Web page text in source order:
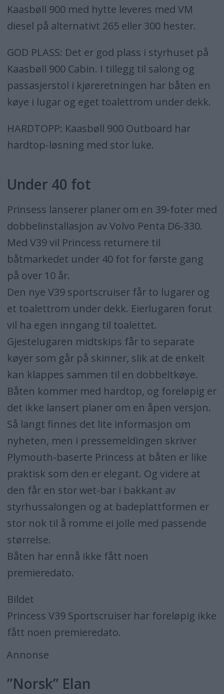
Kaasbøll 900 med hytte leveres med VM
diesel på alternativt 265 eller 300 hester.
GOD PLASS: Det er god plass i styrhuset på
Kaasbøll 900 Cabin. I tillegg til salong og
passasjerstol i kjøreretningen har båten en
køye i lugar og eget toalettrom under dekk.
HARDTOPP: Kaasbøll 900 Outboard har
hardtop-løsning med stor luke.
Under 40 fot
Prinsess lanserer planer om en 39-foter med
dobbelinstallasjon av Volvo Penta D6-330.
Med V39 vil Princess returnere til
båtmarkedet under 40 fot for første gang
på over 10 år.
Den nye V39 sportscruiser får to lugarer og
et toalettrom under dekk. Eierlugaren forut
vil ha egen inngang til toalettet.
Gjestelugaren midtskips får to separate
køyer som går på skinner, slik at de enkelt
kan klappes sammen til en dobbeltkøye.
Båten kommer med hardtop, og foreløpig er
det ikke lansert planer om en åpen versjon.
Så langt finnes det lite informasjon om
nyheten, men i pressemeldingen skriver
Plymouth-baserte Princess at båten er like
praktisk som den er elegant. Og videre at
den får en stor wet-bar i bakkant av
styrhussalongen og at badeplattformen er
stor nok til å romme ei jolle med passende
størrelse.
Båten har ennå ikke fått noen
premieredato.
Bildet
Princess V39 Sportscruiser har foreløpig ikke
fått noen premieredato.
Annonse
”Norsk” Elan